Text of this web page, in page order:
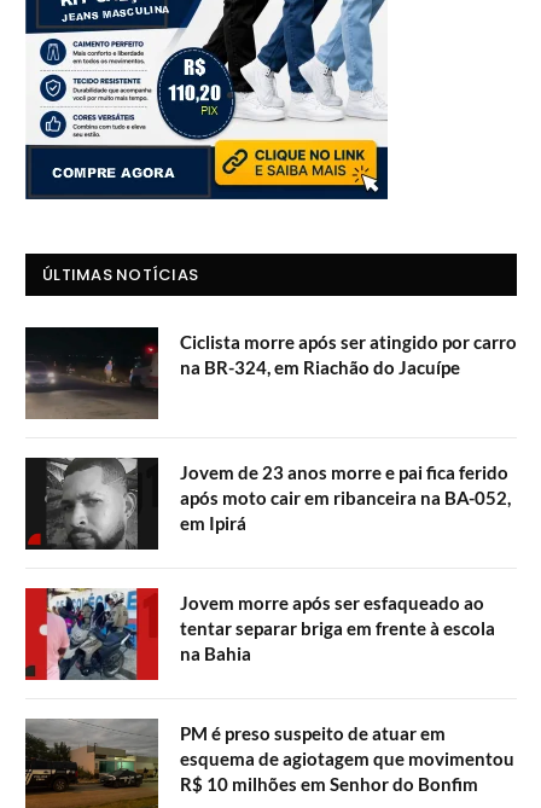
ÚLTIMAS NOTÍCIAS
Ciclista morre após ser atingido por carro
na BR-324, em Riachão do Jacuípe
Jovem de 23 anos morre e pai fica ferido
após moto cair em ribanceira na BA-052,
em Ipirá
Jovem morre após ser esfaqueado ao
tentar separar briga em frente à escola
na Bahia
PM é preso suspeito de atuar em
esquema de agiotagem que movimentou
R$ 10 milhões em Senhor do Bonfim